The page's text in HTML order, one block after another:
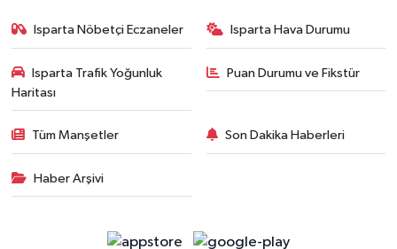
Isparta Nöbetçi Eczaneler Isparta Hava Durumu
Isparta Trafik Yoğunluk
Haritası
Puan Durumu ve Fikstür
Tüm Manşetler Son Dakika Haberleri
Haber Arşivi